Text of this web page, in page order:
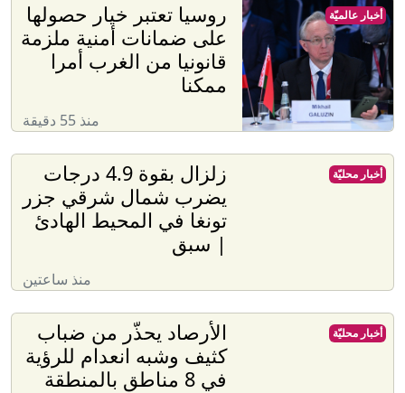
روسيا تعتبر خيار حصولها
على ضمانات أمنية ملزمة
قانونيا من الغرب أمرا
ممكنا
منذ 55 دقيقة
أخبار عالميّة
زلزال بقوة 4.9 درجات
يضرب شمال شرقي جزر
تونغا في المحيط الهادئ
| سبق
منذ ساعتين
أخبار محليّة
الأرصاد يحذّر من ضباب
كثيف وشبه انعدام للرؤية
في 8 مناطق بالمنطقة
أخبار محليّة